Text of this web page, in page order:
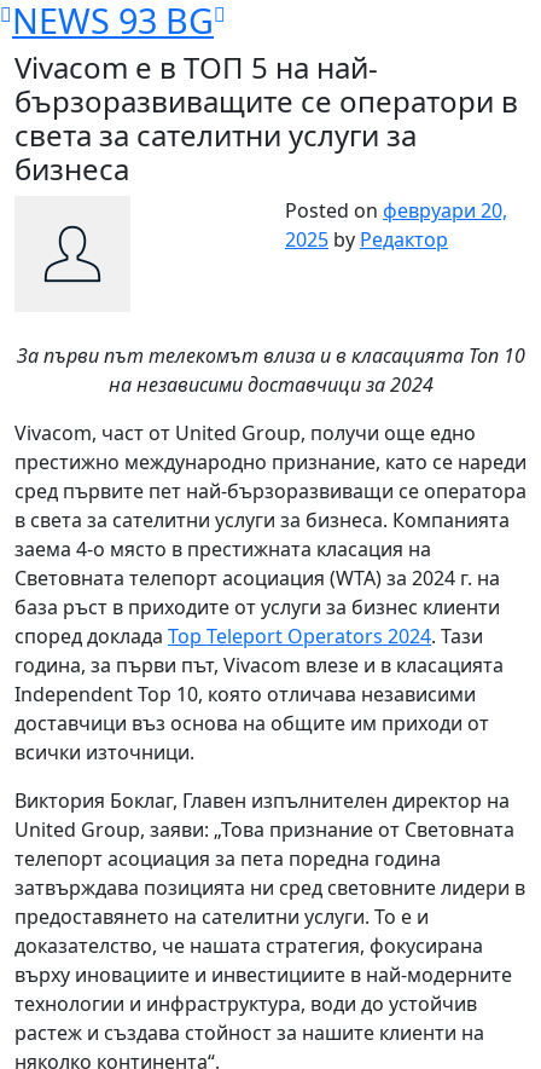
Skip
to
content
NEWS 93 BG
Vivacom е в ТОП 5 на най-
бързоразвиващите се оператори в
света за сателитни услуги за
бизнеса
Posted on февруари 20,
2025 by Редактор
За първи път телекомът влиза и в класацията Топ 10
на независими доставчици за 2024
Vivacom, част от United Group, получи още едно
престижно международно признание, като се нареди
сред първите пет най-бързоразвиващи се оператора
в света за сателитни услуги за бизнеса. Компанията
заема 4-о място в престижната класация на
Световната телепорт асоциация (WTA) за 2024 г. на
база ръст в приходите от услуги за бизнес клиенти
според доклада Top Teleport Operators 2024. Тази
година, за първи път, Vivacom влезе и в класацията
Independent Top 10, която отличава независими
доставчици въз основа на общите им приходи от
всички източници.
Виктория Боклаг, Главен изпълнителен директор на
United Group, заяви: „Това признание от Световната
телепорт асоциация за пета поредна година
затвърждава позицията ни сред световните лидери в
предоставянето на сателитни услуги. То е и
доказателство, че нашата стратегия, фокусирана
върху иновациите и инвестициите в най-модерните
технологии и инфраструктура, води до устойчив
растеж и създава стойност за нашите клиенти на
няколко континента“.